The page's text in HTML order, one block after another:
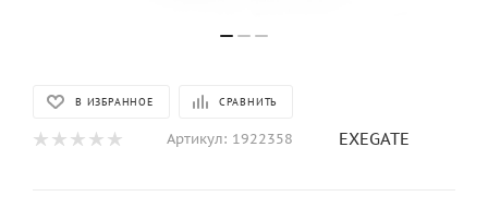
В ИЗБРАННОЕ СРАВНИТЬ
Артикул: 1922358 EXEGATE